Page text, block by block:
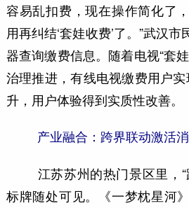
容易乱扣费，现在操作简化了
用再纠结‘套娃收费’了。”武汉
器查询缴费信息。随着电视“套
治理推进，有线电视缴费用户
升，用户体验得到实质性改善。
产业融合：跨界联动激活
江苏苏州的热门景区里，“
标牌随处可见。《一梦枕星河